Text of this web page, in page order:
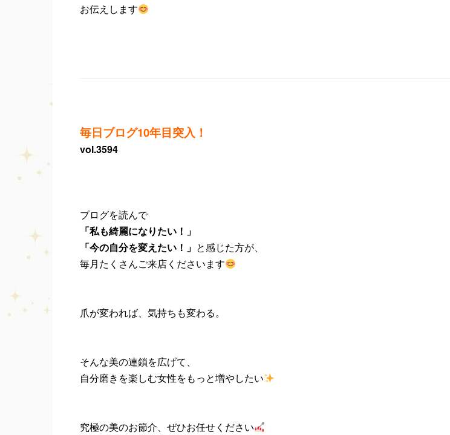
お伝えします
毎日ブログ10年目突入！
vol.3594
ブログを読んで
「私も綺麗になりたい！」
「今の自分を変えたい！」 と感じた方が、
毎月たくさんご来店くださいます
爪が変われば、気持ちも変わる。
そんな美の連鎖を広げて、
自分磨きを楽しむ女性をもっと増やしたい
究極の美のお節介、ぜひお任せください